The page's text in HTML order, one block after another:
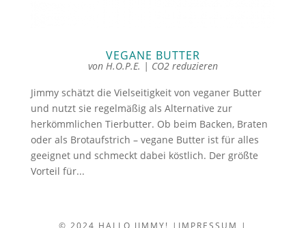
VEGANE BUTTER
von H.O.P.E. | CO2 reduzieren
Jimmy schätzt die Vielseitigkeit von veganer Butter
und nutzt sie regelmäßig als Alternative zur
herkömmlichen Tierbutter. Ob beim Backen, Braten
oder als Brotaufstrich – vegane Butter ist für alles
geeignet und schmeckt dabei köstlich. Der größte
Vorteil für...
© 2024 HALLO JIMMY! | IMPRESSUM |